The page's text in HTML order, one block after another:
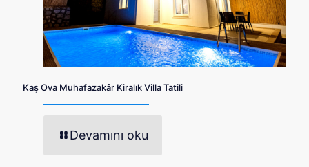
Kaş Ova Muhafazakâr Kiralık Villa Tatili
Devamını oku